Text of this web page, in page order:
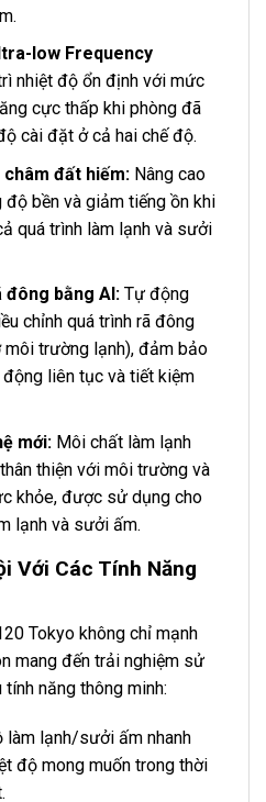
low Frequency
nhiệt độ ổn định với mức
cực thấp khi phòng đã
cài đặt ở cả hai chế độ.
châm đất hiếm:Nâng cao
độ bền và giảm tiếng ồn khi
quá trình làm lạnh và sưởi
đông bằng AI:Tự động
chỉnh quá trình rã đông
trường lạnh), đảm bảo
liên tục và tiết kiệm
mới:Môi chất làm lạnh
thiện với môi trường và
khỏe, được sử dụng cho
lạnh và sưởi ấm.
Với Các Tính Năng
Tokyo không chỉ mạnh
mang đến trải nghiệm sử
năng thông minh:
làm lạnh/sưởi ấm nhanh
độ mong muốn trong thời